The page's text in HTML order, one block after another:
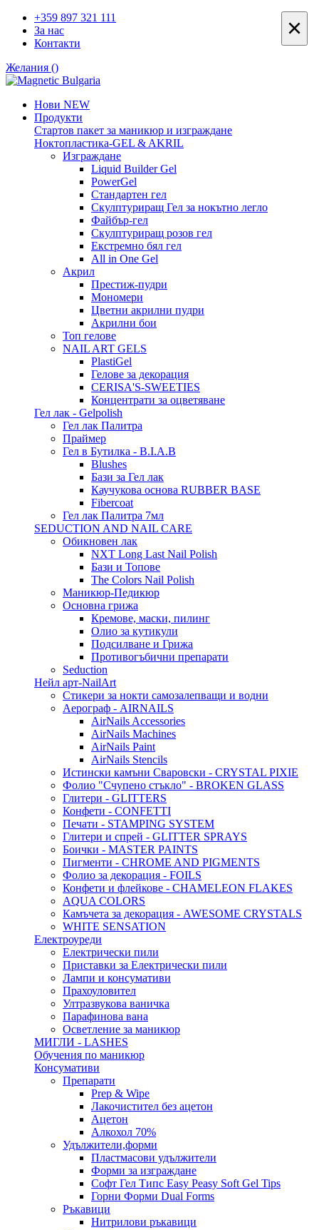
+359 897 321 111
За нас
Контакти
Желания ()
Нови NEW
Продукти
Стартов пакет за маникюр и изграждане
Ноктопластика-GEL & AKRIL
Изграждане
Liquid Builder Gel
PowerGel
Стандартен гел
Скулптуриращ Гел за нокътно легло
Файбър-гел
Скулптуриращ розов гел
Екстремно бял гел
All in One Gel
Акрил
Престиж-пудри
Мономери
Цветни акрилни пудри
Акрилни бои
Топ гелове
NAIL ART GELS
PlastiGel
Гелове за декорация
CERISA'S-SWEETIES
Концентрати за оцветяване
Гел лак - Gelpolish
Гел лак Палитра
Праймер
Гел в Бутилка - B.I.A.B
Blushes
Бази за Гел лак
Каучукова основа RUBBER BASE
Fibercoat
Гел лак Палитра 7мл
SEDUCTION AND NAIL CARE
Обикновен лак
NXT Long Last Nail Polish
Бази и Топове
The Colors Nail Polish
Маникюр-Педикюр
Основна грижа
Кремове, маски, пилинг
Олио за кутикули
Подсилване и Грижа
Противогъбични препарати
Seduction
Нейл арт-NailArt
Стикери за нокти самозалепващи и водни
Аерограф - AIRNAILS
AirNails Accessories
AirNails Machines
AirNails Paint
AirNails Stencils
Истински камъни Сваровски - CRYSTAL PIXIE
Фолио "Счупено стъкло" - BROKEN GLASS
Глитери - GLITTERS
Конфети - CONFETTI
Печати - STAMPING SYSTEM
Глитери и спрей - GLITTER SPRAYS
Боички - MASTER PAINTS
Пигменти - CHROME AND PIGMENTS
Фолио за декорация - FOILS
Конфети и флейкове - CHAMELEON FLAKES
AQUA COLORS
Камъчета за декорация - AWESOME CRYSTALS
WHITE SENSATION
Електроуреди
Електрически пили
Приставки за Електрически пили
Лампи и консумативи
Прахоуловител
Ултразвукова ваничка
Парафинова вана
Осветление за маникюр
МИГЛИ - LASHES
Обучения по маникюр
Консумативи
Препарати
Prep & Wipe
Лакочистител без ацетон
Ацетон
Алкохол 70%
Удължители,форми
Пластмасови удължители
Форми за изграждане
Софт Гел Типс Easy Peasy Soft Gel Tips
Горни Форми Dual Forms
Ръкавици
Нитрилови ръкавици
×